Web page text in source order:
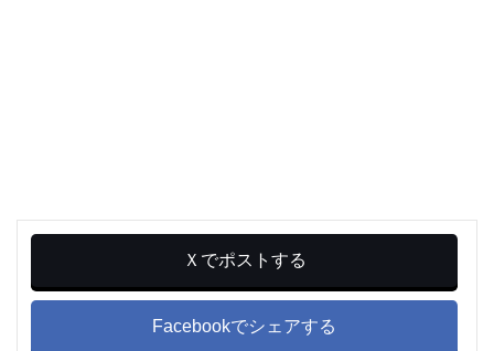
Ｘでポストする
Facebookでシェアする